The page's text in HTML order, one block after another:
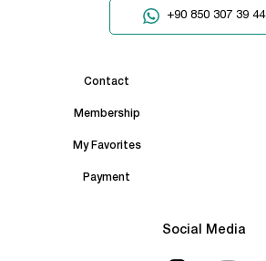
+90 850 307 39 44
Contact
Membership
My Favorites
Payment
Social Media